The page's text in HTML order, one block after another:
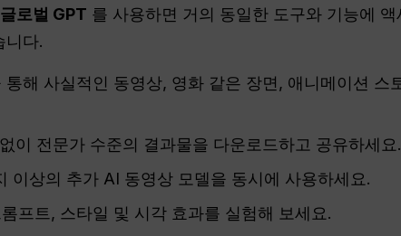
글로벌 GPT 를 사용하면 거의 동일한 도구와 기능에 액
니다.
해 사실적인 동영상, 영화 같은 장면, 애니메이션 스
이 전문가 수준의 결과물을 다운로드하고 공유하세요.
이상의 추가 AI 동영상 모델을 동시에 사용하세요.
프트, 스타일 및 시각 효과를 실험해 보세요.